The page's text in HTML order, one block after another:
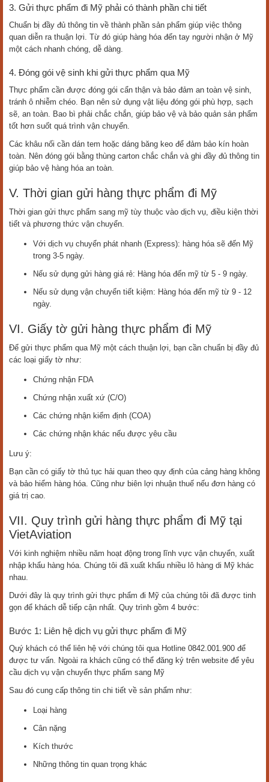
3. Gửi thực phẩm đi Mỹ phải có thành phần chi tiết
Chuẩn bị đầy đủ thông tin về thành phần sản phẩm giúp việc thông
quan diễn ra thuận lợi. Từ đó giúp hàng hóa đến tay người nhận ở Mỹ
một cách nhanh chóng, dễ dàng.
4. Đóng gói vệ sinh khi gửi thực phẩm qua Mỹ
Thực phẩm cần được đóng gói cẩn thận và bảo đảm an toàn vệ sinh,
tránh ô nhiễm chéo. Bạn nên sử dụng vật liệu đóng gói phù hợp, sạch
sẽ, an toàn. Bao bì phải chắc chắn, giúp bảo vệ và bảo quản sản phẩm
tốt hơn suốt quá trình vận chuyển.
Các khâu nối cần dán tem hoặc dáng băng keo để đảm bảo kín hoàn
toàn. Nên đóng gói bằng thùng carton chắc chắn và ghi đầy đủ thông tin
giúp bảo vệ hàng hóa an toàn.
V. Thời gian gửi hàng thực phẩm đi Mỹ
Thời gian gửi thực phẩm sang mỹ tùy thuộc vào dịch vụ, điều kiện thời
tiết và phương thức vận chuyển.
Với dịch vụ chuyển phát nhanh (Express): hàng hóa sẽ đến Mỹ
trong 3-5 ngày.
Nếu sử dụng gửi hàng giá rẻ: Hàng hóa đến mỹ từ 5 - 9 ngày.
Nếu sử dụng vận chuyển tiết kiệm: Hàng hóa đến mỹ từ 9 - 12
ngày.
VI. Giấy tờ gửi hàng thực phẩm đi Mỹ
Để gửi thực phẩm qua Mỹ một cách thuận lợi, bạn cần chuẩn bị đầy đủ
các loại giấy tờ như:
Chứng nhận FDA
Chứng nhận xuất xứ (C/O)
Các chứng nhận kiểm định (COA)
Các chứng nhận khác nếu được yêu cầu
Lưu ý:
Bạn cần có giấy tờ thủ tục hải quan theo quy định của cảng hàng không
và bảo hiểm hàng hóa. Cũng như biên lợi nhuận thuế nếu đơn hàng có
giá trị cao.
VII. Quy trình gửi hàng thực phẩm đi Mỹ tại
VietAviation
Với kinh nghiệm nhiều năm hoạt động trong lĩnh vực vận chuyển, xuất
nhập khẩu hàng hóa. Chúng tôi đã xuất khẩu nhiều lô hàng di Mỹ khác
nhau.
Dưới đây là quy trình gửi thực phẩm đi Mỹ của chúng tôi đã được tinh
gọn để khách dễ tiếp cận nhất. Quy trình gồm 4 bước:
Bước 1: Liên hệ dịch vụ gửi thực phẩm đi Mỹ
Quý khách có thể liên hệ với chúng tôi qua Hotline 0842.001.900 để
được tư vấn. Ngoài ra khách cũng có thể đăng ký trên website để yêu
cầu dịch vụ vận chuyển thực phẩm sang Mỹ
Sau đó cung cấp thông tin chi tiết về sản phẩm như:
Loại hàng
Cân nặng
Kích thước
Những thông tin quan trọng khác